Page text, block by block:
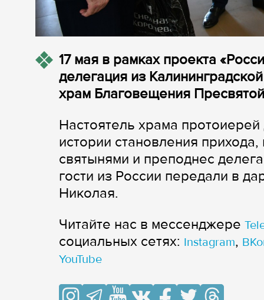
17 мая в рамках проекта
делегация из
храм Благовещения
Настоятель храма
истории становления
святынями и преподнес
гости из России передали в
Николая.
Читайте нас в мессенджере
cоциальных сетях: Instagram,
YouTube